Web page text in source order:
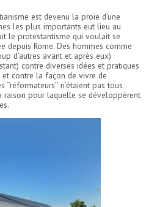
est devenu la proie d’une
les plus importants eut lieu au
le protestantisme qui voulait se
depuis Rome. Des hommes comme
d’autres avant et après eux)
contre diverses idées et pratiques
et contre la façon de vivre de
n’étaient pas tous
raison pour laquelle se développèrent